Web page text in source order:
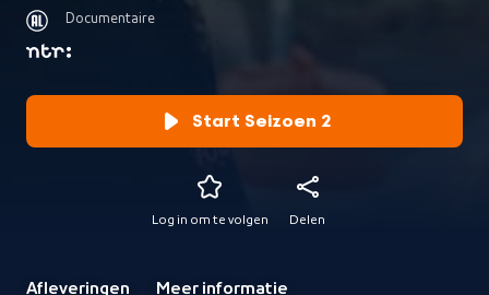
liggen.Documentaire
Start Seizoen 2
Log in om te volgen Delen
Afleveringen Meer informatie